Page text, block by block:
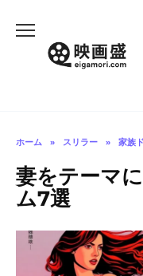
ホーム » スリラー » 家族
妻をテーマ
ム7選